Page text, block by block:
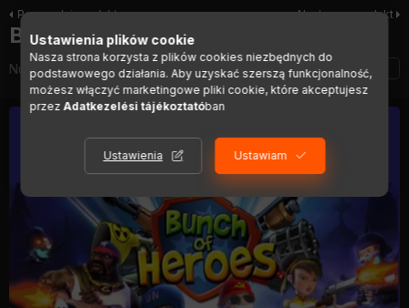
Poprzedni produkt Następny produkt
Bunch of Heroes
Numer artykułu:DIGI01438
Ustawienia plików cookie
Nasza strona korzysta z plików cookies niezbędnych do
podstawowego działania. Aby uzyskać szerszą funkcjonalność,
możesz włączyć marketingowe pliki cookie, które akceptujesz
przezAdatkezelési tájékoztatóban
Ustawienia Ustawiam